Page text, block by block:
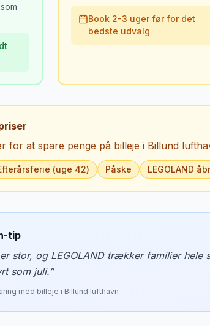
Book 2-3 uger før for det
bedste udvalg
for at spare penge på billeje i Billund
(uge 42) Påske LEGOLAND
tip
stor, og LEGOLAND trækker familier hele
som juli.”
med billeje i Billund lufthavn